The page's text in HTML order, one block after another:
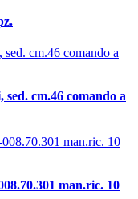
cm.46 comando a
man.ric. 10